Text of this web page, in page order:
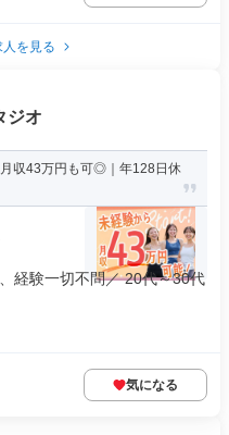
を見る
ジオ
収43万円も可◎｜年128日休
経験一切不問／ 20代～30代
気になる